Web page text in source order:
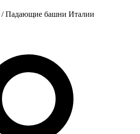
/ Падающие башни Италии